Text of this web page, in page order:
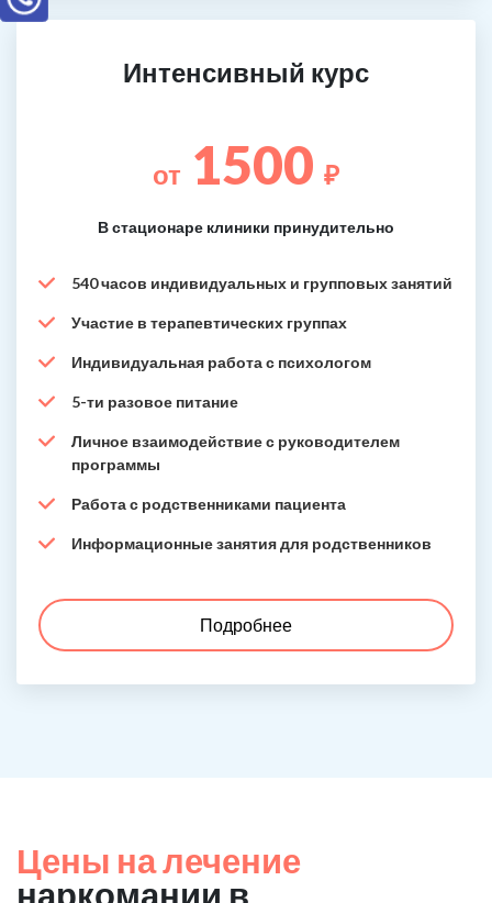
Интенсивный курс
от 1500 ₽
В стационаре клиники принудительно
540 часов индивидуальных и групповых занятий
Участие в терапевтических группах
Индивидуальная работа с психологом
5-ти разовое питание
Личное взаимодействие с руководителем
программы
Работа с родственниками пациента
Информационные занятия для родственников
Подробнее
Цены на лечение
наркомании в